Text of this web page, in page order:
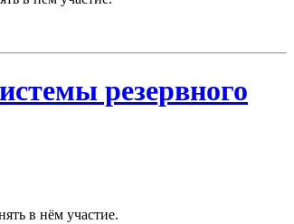
резервного
в нём участие.